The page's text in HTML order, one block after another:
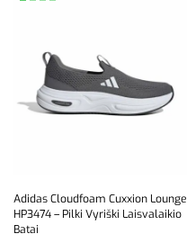
Adidas Cloudfoam Cuxxion Lounge
HP3474 – Pilki Vyriški Laisvalaikio
Batai